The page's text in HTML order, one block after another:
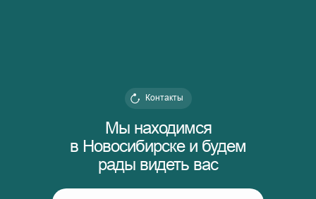
Мы находимся
в Новосибирске и будем
рады видеть вас
Контакты